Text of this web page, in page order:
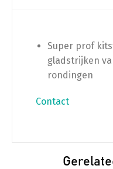
Super prof
gladstrijken
rondingen
Contact